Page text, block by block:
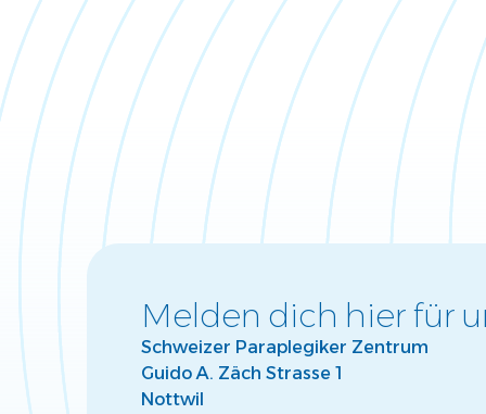
Melden dich hier für
Schweizer Paraplegiker Zentrum
Guido A. Zäch Strasse 1
Nottwil